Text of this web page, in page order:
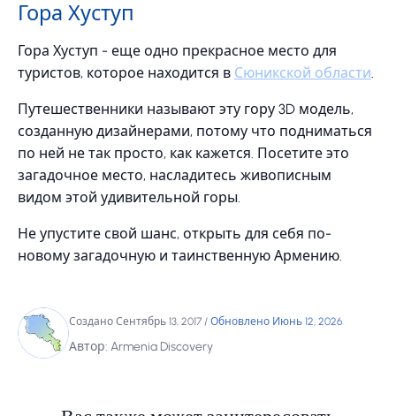
Гора Хуступ
Гора Хуступ - еще одно прекрасное место для
туристов, которое находится в Сюникской области.
Путешественники называют эту гору 3D модель,
созданную дизайнерами, потому что подниматься
по ней не так просто, как кажется. Посетите это
загадочное место, насладитесь живописным
видом этой удивительной горы.
Не упустите свой шанс, открыть для себя по-
новому загадочную и таинственную Армению.
Создано Сентябрь 13, 2017 / Обновлено Июнь 12, 2026
Автор: Armenia Discovery